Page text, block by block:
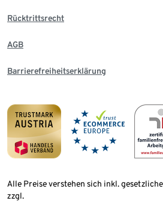
Rücktrittsrecht
AGB
Barrierefreiheitserklärung
Alle Preise verstehen sich inkl.
zzgl.